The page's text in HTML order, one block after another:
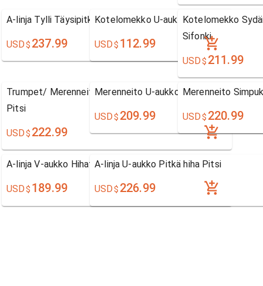
A-linja Tylli Täysipitkä Yksiolkaiminen
USD$ 237.99
Kotelomekko U-aukko Täysipitkä
USD$ 112.99
Kotelomekko
Sifonki
USD$ 211.99
Trumpet/ Merenneito Hovilaahus V-aukko Sifonki Ja
Pitsi
USD$ 222.99
Merenneito U-aukko Pitkä hiha Pitsi
USD$ 209.99
Merenneito
USD$ 220.99
A-linja V-aukko Hihaton Pitsi
USD$ 189.99
A-linja U-aukko Pitkä hiha Pitsi
USD$ 226.99